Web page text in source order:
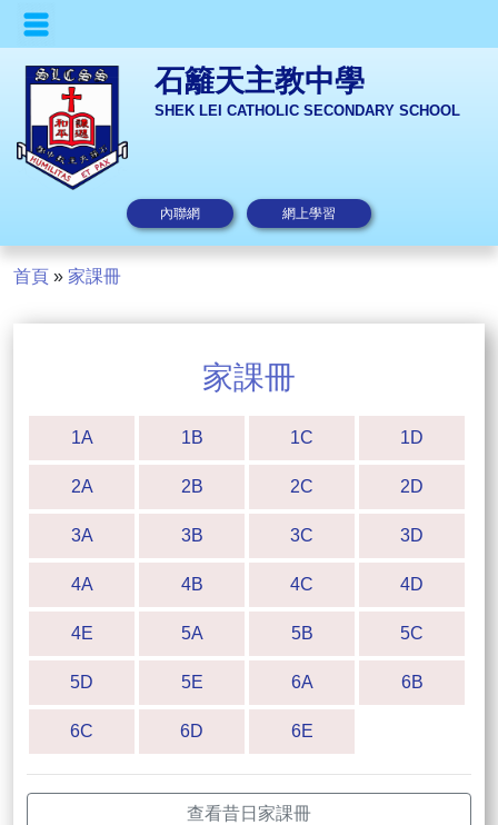
石籬天主教中學
SHEK LEI CATHOLIC SECONDARY SCHOOL
內聯網 網上學習
首頁 » 家課冊
家課冊
1A 1B 1C 1D
2A 2B 2C 2D
3A 3B 3C 3D
4A 4B 4C 4D
4E 5A 5B 5C
5D 5E 6A 6B
6C 6D 6E
查看昔日家課冊